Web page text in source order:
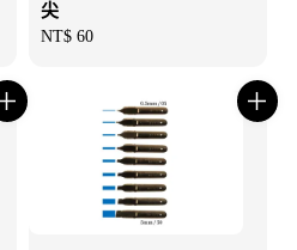
尖
Regular
NT$ 60